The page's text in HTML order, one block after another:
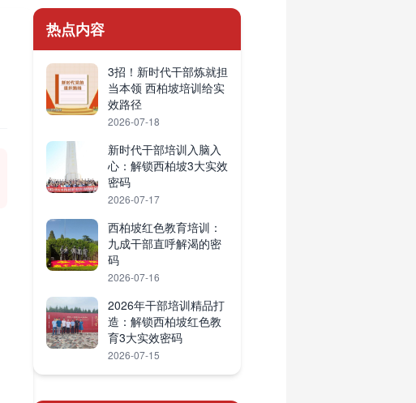
热点内容
3招！新时代干部炼就担
当本领 西柏坡培训给实
效路径
2026-07-18
新时代干部培训入脑入
心：解锁西柏坡3大实效
密码
2026-07-17
西柏坡红色教育培训：
九成干部直呼解渴的密
码
2026-07-16
2026年干部培训精品打
造：解锁西柏坡红色教
育3大实效密码
2026-07-15